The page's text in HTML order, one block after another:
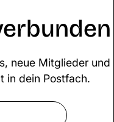
neue Mitglieder und
in dein Postfach.